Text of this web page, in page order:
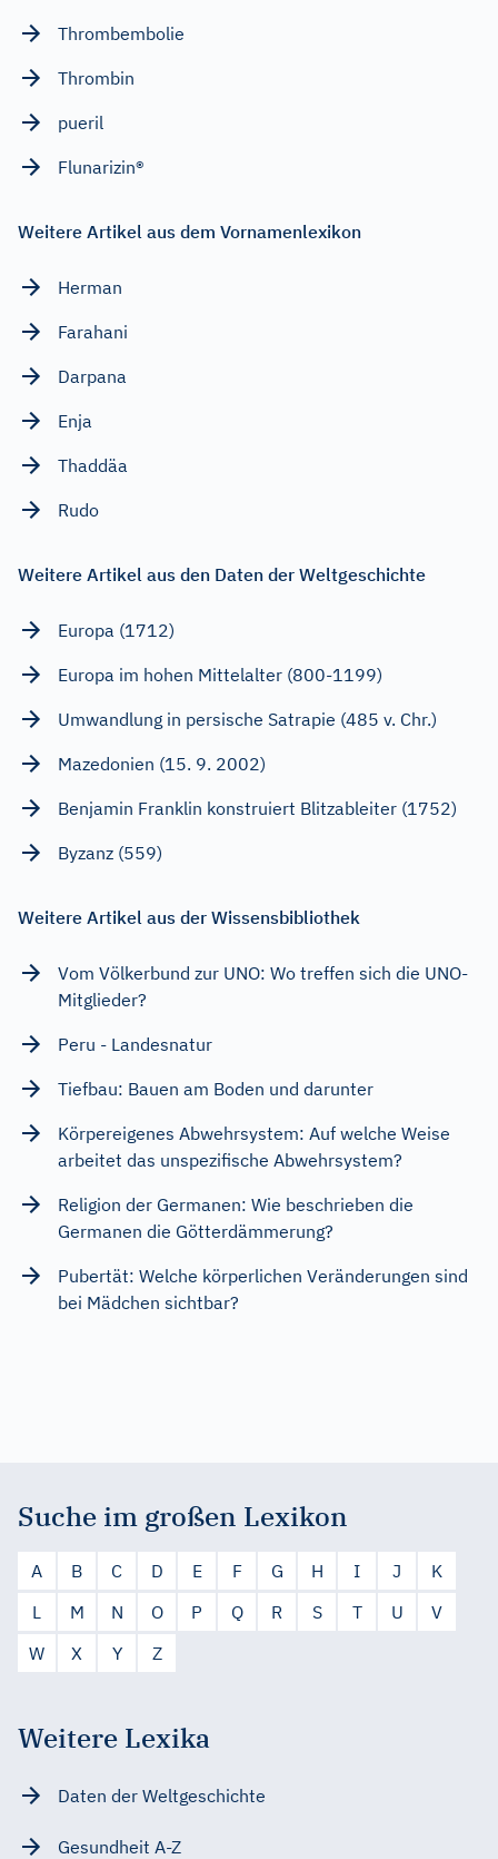
Thrombembolie
Thrombin
pueril
Flunarizin®
Weitere Artikel aus dem Vornamenlexikon
Herman
Farahani
Darpana
Enja
Thaddäa
Rudo
Weitere Artikel aus den Daten der Weltgeschichte
Europa (1712)
Europa im hohen Mittelalter (800-1199)
Umwandlung in persische Satrapie (485 v. Chr.)
Mazedonien (15. 9. 2002)
Benjamin Franklin konstruiert Blitzableiter (1752)
Byzanz (559)
Weitere Artikel aus der Wissensbibliothek
Vom Völkerbund zur UNO: Wo treffen sich die UNO-
Mitglieder?
Peru - Landesnatur
Tiefbau: Bauen am Boden und darunter
Körpereigenes Abwehrsystem: Auf welche Weise
arbeitet das unspezifische Abwehrsystem?
Religion der Germanen: Wie beschrieben die
Germanen die Götterdämmerung?
Pubertät: Welche körperlichen Veränderungen sind
bei Mädchen sichtbar?
Suche im großen Lexikon
A B C D E F G H I J
K
L
M N O P Q R S T U
V
W
X Y Z
Weitere Lexika
Daten der Weltgeschichte
Gesundheit A-Z